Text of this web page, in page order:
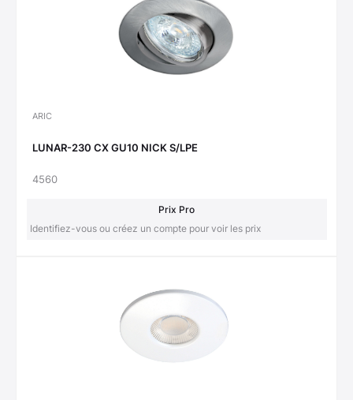
ARIC
LUNAR-230 CX GU10 NICK S/LPE
4560
Prix Pro
Identifiez-vous ou créez un compte pour voir les prix